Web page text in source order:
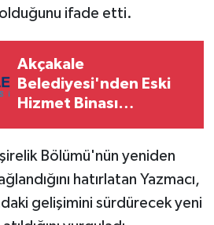
ifade etti.
Akçakale
Belediyesi'nden Eski
Hizmet Binası
Bölümü'nün yeniden
hatırlatan Yazmacı,
gelişimini sürdürecek yeni